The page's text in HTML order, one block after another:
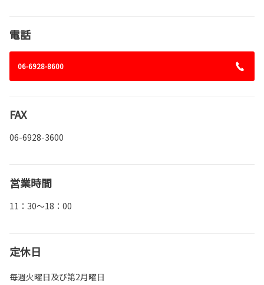
電話
06-6928-8600
FAX
06-6928-3600
営業時間
11：30～18：00
定休日
毎週火曜日及び第2月曜日